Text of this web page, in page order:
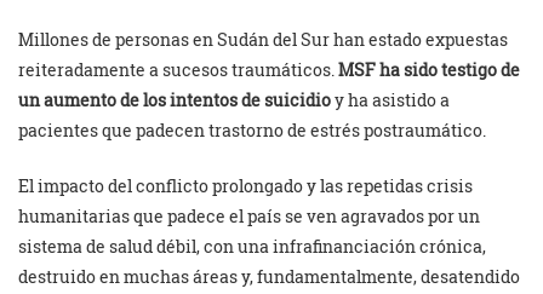
Millones de personas en Sudán del Sur han estado expuestas
reiteradamente a sucesos traumáticos.MSF ha sido testigo de
un aumento de los intentos de suicidioy ha asistido a
pacientes que padecen trastorno de estrés postraumático.
El impacto del conflicto prolongado y las repetidas crisis
humanitarias que padece el país se ven agravados por un
sistema de salud débil, con una infrafinanciación crónica,
destruido en muchas áreas y, fundamentalmente, desatendido